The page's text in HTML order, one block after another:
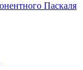
Паскаля